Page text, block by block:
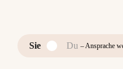
Sie Du – Ansprache